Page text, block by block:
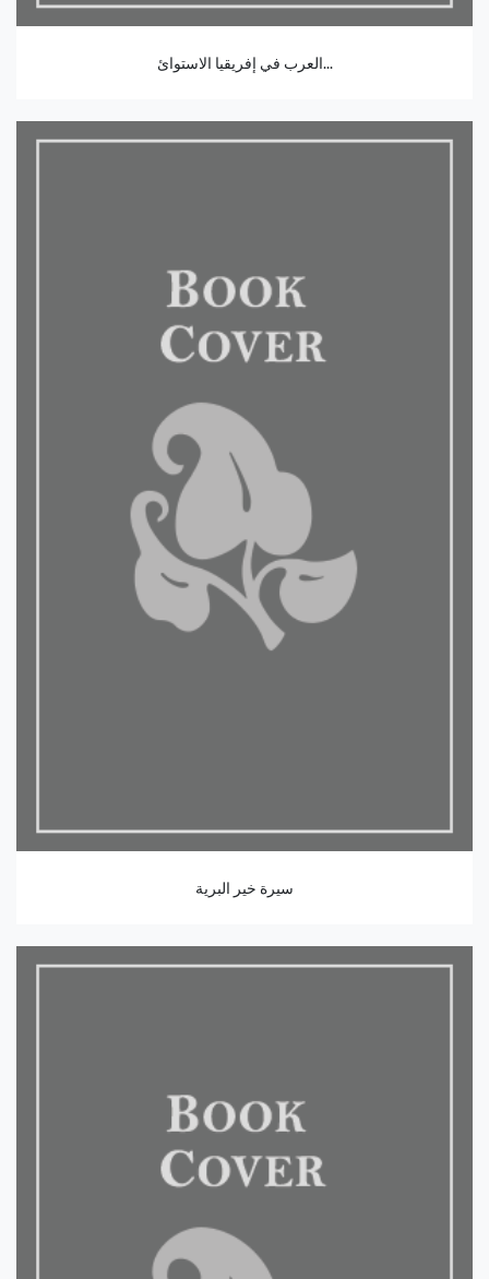
العرب في إفريقيا الاستوائ...
سيرة خير البرية